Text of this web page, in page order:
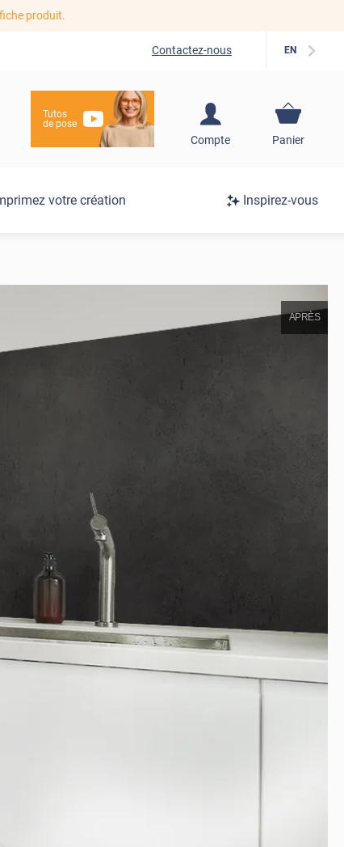
produit.
Contactez-nous EN
Tutos
de pose
Compte
S'inscrire / Se
Panier
votre création Inspirez-vous
APRÈS